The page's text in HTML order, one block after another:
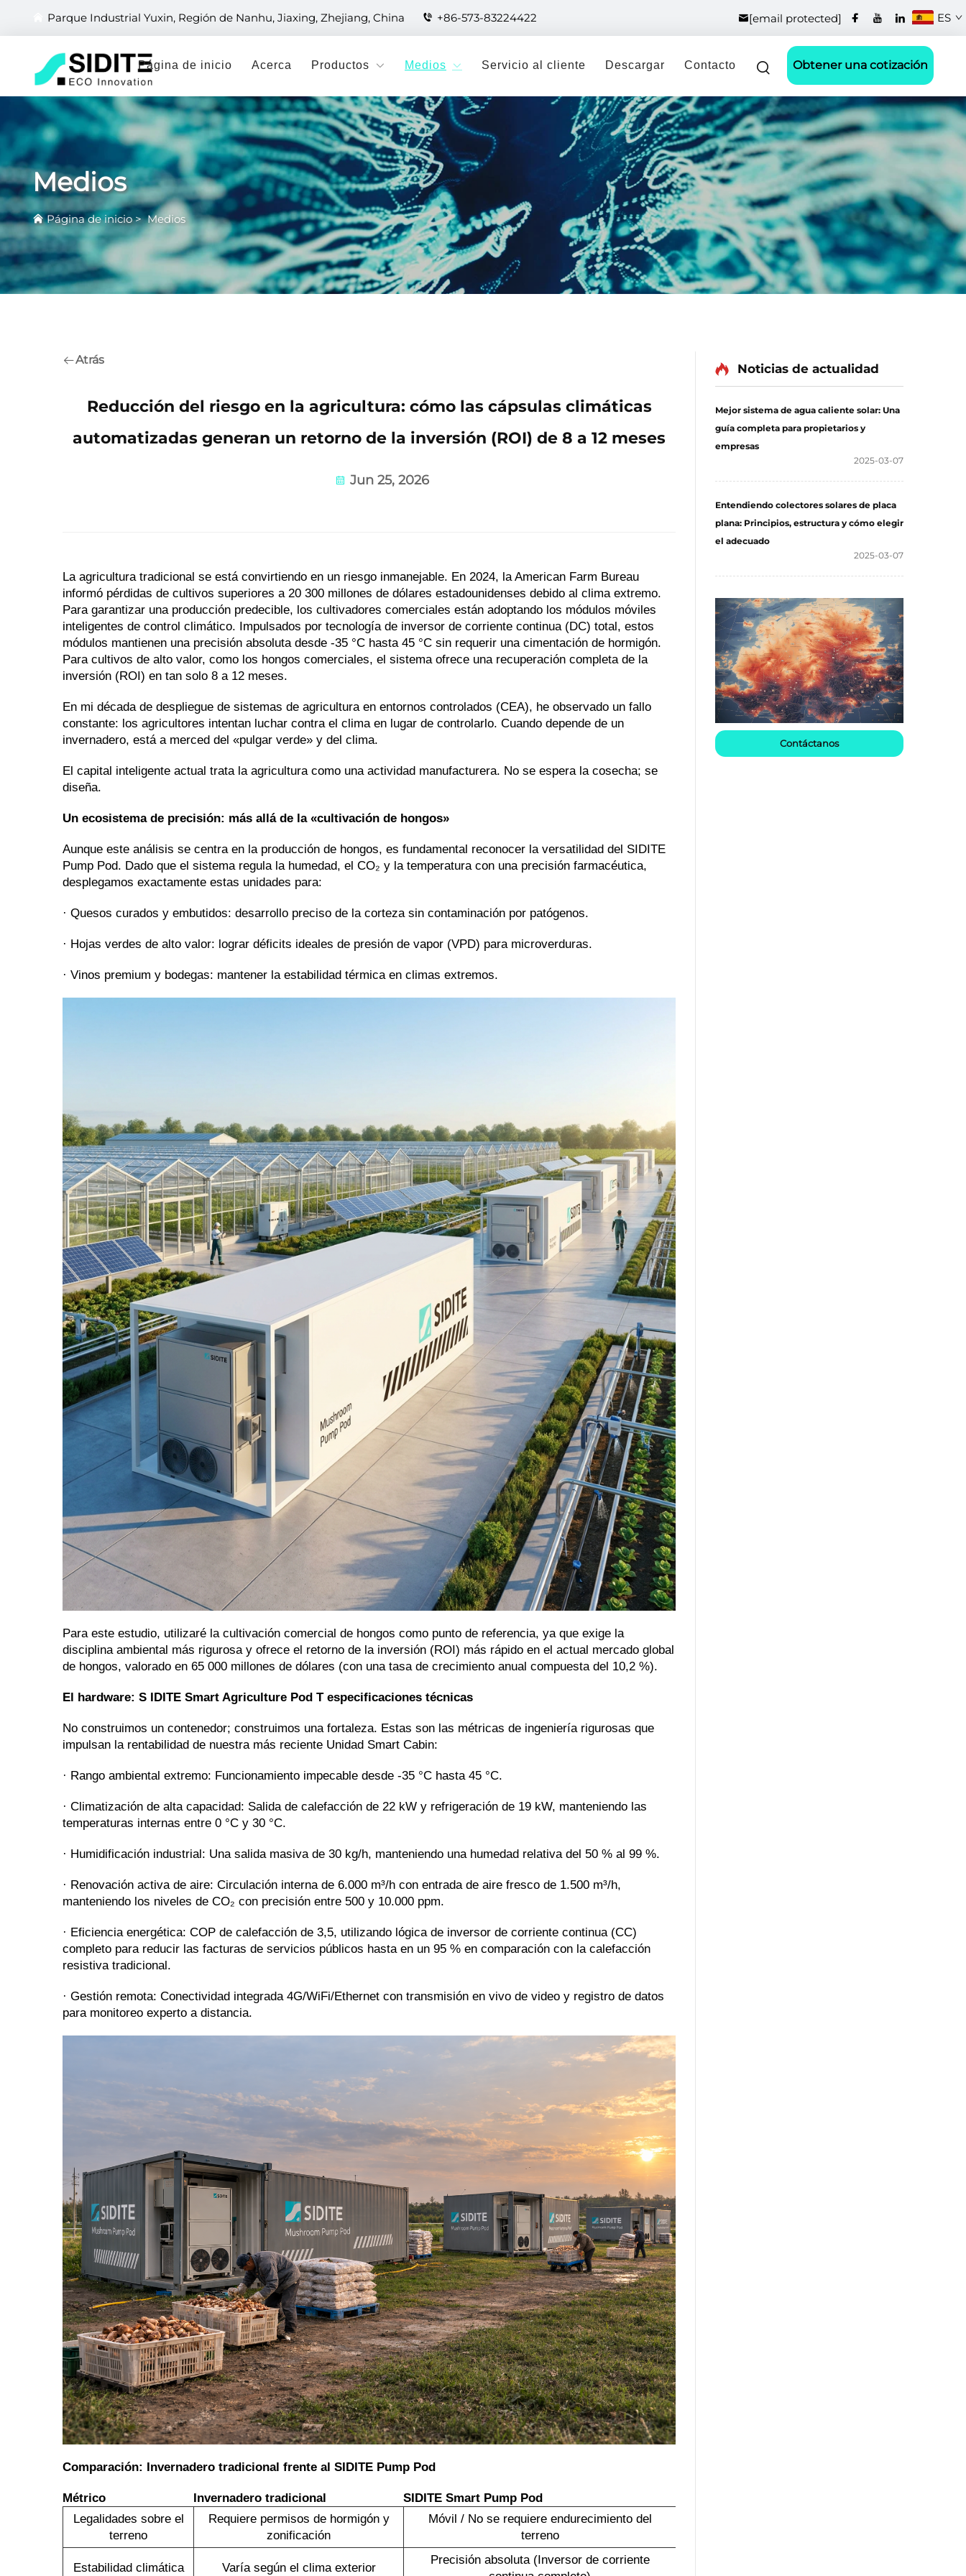
Parque Industrial Yuxin, Región de Nanhu, Jiaxing, Zhejiang, China +86-573-83224422 [email protected] ES
Página de inicio Acerca Productos Medios Servicio al cliente Descargar Contacto Obtener una cotización
Medios
Página de inicio>Medios
Atrás
Reducción del riesgo en la agricultura: cómo las cápsulas climáticas
automatizadas generan un retorno de la inversión (ROI) de 8 a 12 meses
Jun 25, 2026
La agricultura tradicional se está convirtiendo en un riesgo inmanejable. En 2024, la American Farm Bureau
informó pérdidas de cultivos superiores a 20 300 millones de dólares estadounidenses debido al clima extremo.
Para garantizar una producción predecible, los cultivadores comerciales están adoptando los módulos móviles
inteligentes de control climático. Impulsados por tecnología de inversor de corriente continua (DC) total, estos
módulos mantienen una precisión absoluta desde -35 °C hasta 45 °C sin requerir una cimentación de hormigón.
Para cultivos de alto valor, como los hongos comerciales, el sistema ofrece una recuperación completa de la
inversión (ROI) en tan solo 8 a 12 meses.
En mi década de despliegue de sistemas de agricultura en entornos controlados (CEA), he observado un fallo
constante: los agricultores intentan luchar contra el clima en lugar de controlarlo. Cuando depende de un
invernadero, está a merced del «pulgar verde» y del clima.
El capital inteligente actual trata la agricultura como una actividad manufacturera. No se espera la cosecha; se
diseña.
Un ecosistema de precisión: más allá de la «cultivación de hongos»
Aunque este análisis se centra en la producción de hongos, es fundamental reconocer la versatilidad del SIDITE
Pump Pod. Dado que el sistema regula la humedad, el CO₂ y la temperatura con una precisión farmacéutica,
desplegamos exactamente estas unidades para:
· Quesos curados y embutidos: desarrollo preciso de la corteza sin contaminación por patógenos.
· Hojas verdes de alto valor: lograr déficits ideales de presión de vapor (VPD) para microverduras.
· Vinos premium y bodegas: mantener la estabilidad térmica en climas extremos.
Para este estudio, utilizaré la cultivación comercial de hongos como punto de referencia, ya que exige la
disciplina ambiental más rigurosa y ofrece el retorno de la inversión (ROI) más rápido en el actual mercado global
de hongos, valorado en 65 000 millones de dólares (con una tasa de crecimiento anual compuesta del 10,2 %).
El hardware: S IDITE Smart Agriculture Pod T especificaciones técnicas
No construimos un contenedor; construimos una fortaleza. Estas son las métricas de ingeniería rigurosas que
impulsan la rentabilidad de nuestra más reciente Unidad Smart Cabin:
· Rango ambiental extremo: Funcionamiento impecable desde -35 °C hasta 45 °C.
· Climatización de alta capacidad: Salida de calefacción de 22 kW y refrigeración de 19 kW, manteniendo las
temperaturas internas entre 0 °C y 30 °C.
· Humidificación industrial: Una salida masiva de 30 kg/h, manteniendo una humedad relativa del 50 % al 99 %.
· Renovación activa de aire: Circulación interna de 6.000 m³/h con entrada de aire fresco de 1.500 m³/h,
manteniendo los niveles de CO₂ con precisión entre 500 y 10.000 ppm.
· Eficiencia energética: COP de calefacción de 3,5, utilizando lógica de inversor de corriente continua (CC)
completo para reducir las facturas de servicios públicos hasta en un 95 % en comparación con la calefacción
resistiva tradicional.
· Gestión remota: Conectividad integrada 4G/WiFi/Ethernet con transmisión en vivo de video y registro de datos
para monitoreo experto a distancia.
Comparación: Invernadero tradicional frente al SIDITE Pump Pod
Métrico Invernadero tradicional
SIDITE Smart Pump Pod
Legalidades sobre el
terreno
Requiere permisos de hormigón y
zonificación
Móvil / No se requiere endurecimiento del
terreno
Estabilidad climática Varía según el clima exterior
Precisión absoluta (Inversor de corriente
Noticias de actualidad
Mejor sistema de agua caliente solar: Una
guía completa para propietarios y
empresas
2025-03-07
Entendiendo colectores solares de placa
plana: Principios, estructura y cómo elegir
el adecuado
2025-03-07
Contáctanos